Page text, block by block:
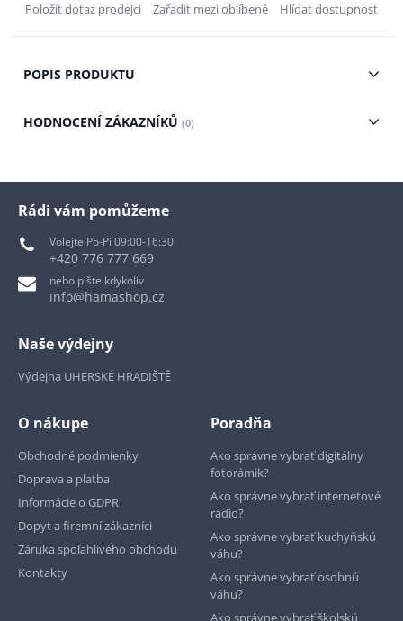
Položit dotaz prodejci Zařadit mezi oblíbené Hlídat dostupnost
POPIS PRODUKTU
HODNOCENÍ ZÁKAZNÍKŮ (0)
Rádi vám pomůžeme
Volejte Po-Pi 09:00-16:30
+420 776 777 669
nebo pište kdykoliv
info@hamashop.cz
Naše výdejny
Výdejna UHERSKÉ HRADIŠTĚ
O nákupe
Obchodné podmienky
Doprava a platba
Informácie o GDPR
Dopyt a firemní zákazníci
Záruka spoľahlivého obchodu
Kontakty
Poradňa
Ako správne vybrať digitálny
fotorámik?
Ako správne vybrať internetové
rádio?
Ako správne vybrať kuchyňskú
váhu?
Ako správne vybrať osobnú
váhu?
Ako správne vybrať školskú